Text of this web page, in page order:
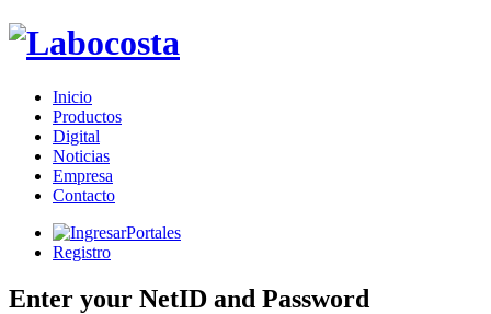
Inicio
Productos
Digital
Noticias
Empresa
Contacto
Portales
Registro
Enter your NetID and Password